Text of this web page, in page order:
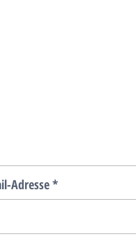
Adresse*